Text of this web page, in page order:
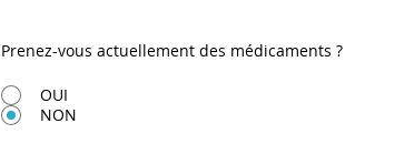
Prenez-vous actuellement des médicaments ?
OUI
NON